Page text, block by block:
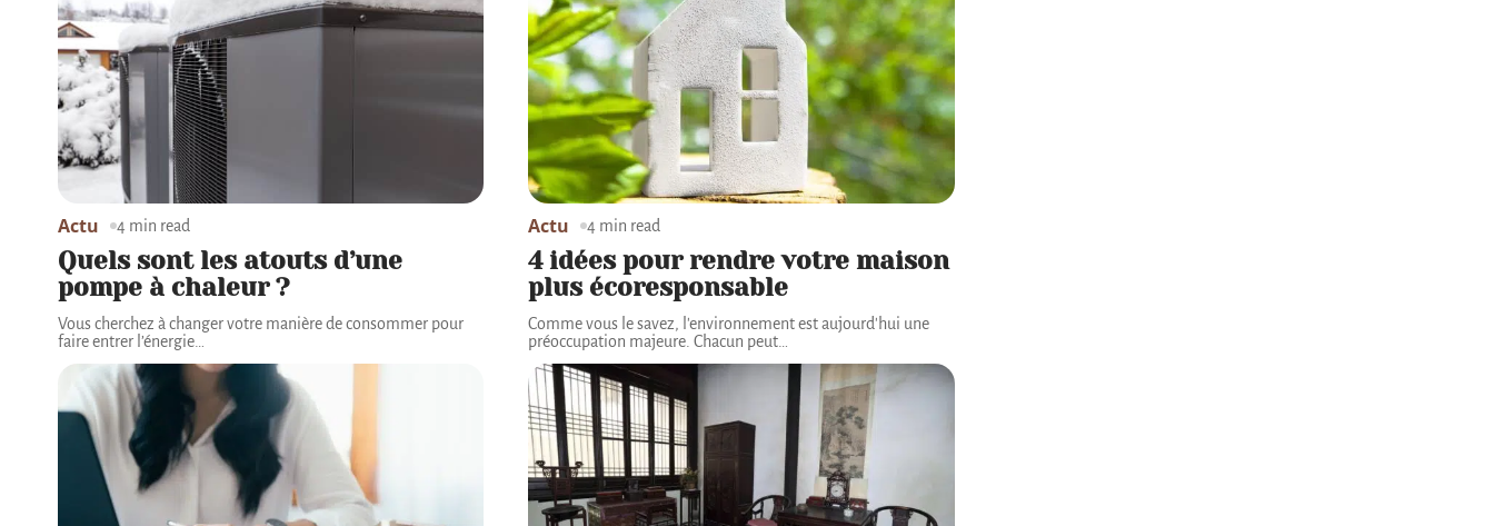
Quels sont les atouts d’une
pompe à chaleur ?
Vous cherchez à changer votre manière de consommer pour
faire entrer l’énergie
Actu 4 min read
4 idées pour rendre votre maison
plus écoresponsable
Comme vous le savez, l'environnement est aujourd'hui une
préoccupation majeure. Chacun peut
Actu 4 min read